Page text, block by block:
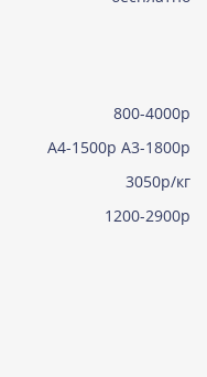
800-4000р
А4-1500р А3-1800р
3050р/кг
1200-2900р